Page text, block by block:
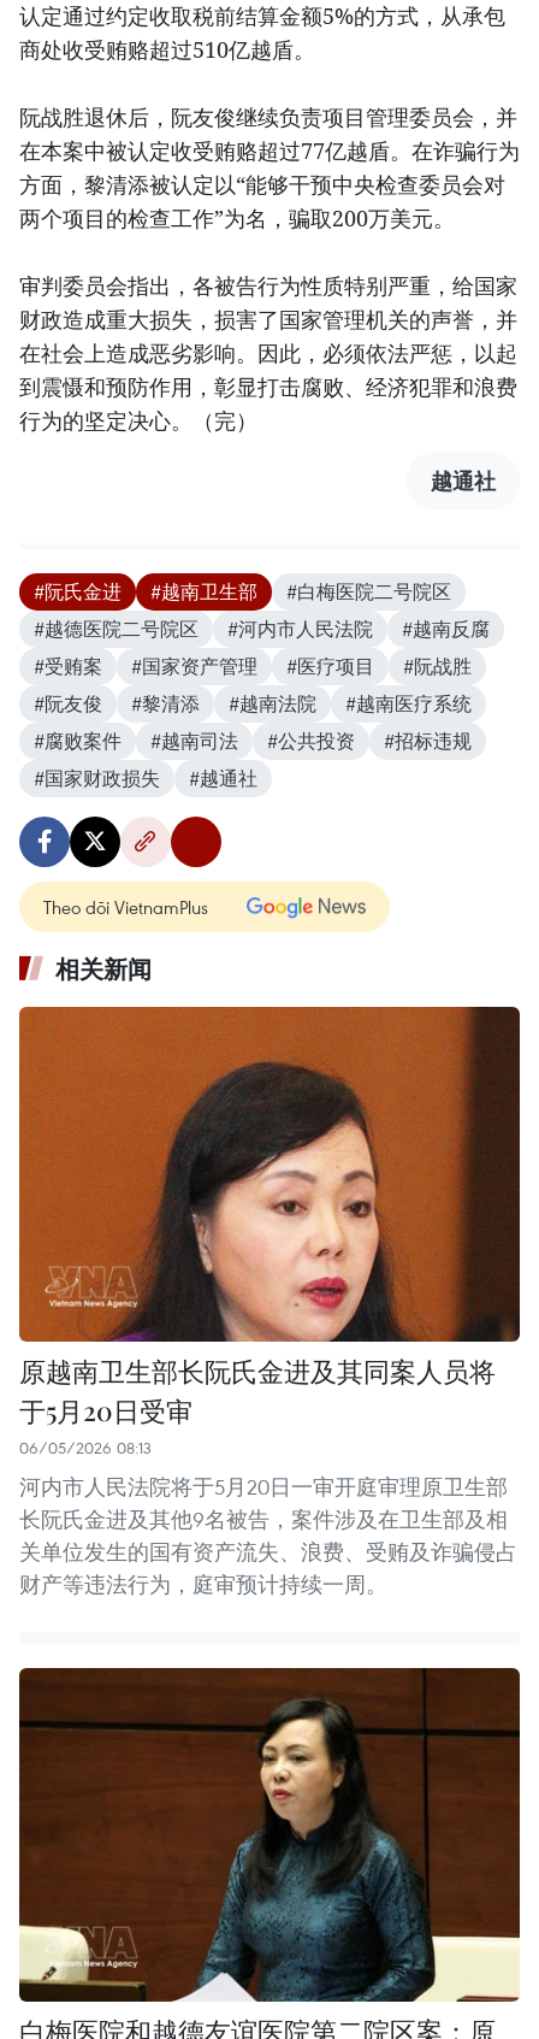
认定通过约定收取税前结算金额5%的方式，从承包
商处收受贿赂超过510亿越盾。
阮战胜退休后，阮友俊继续负责项目管理委员会，并
在本案中被认定收受贿赂超过77亿越盾。在诈骗行为
方面，黎清添被认定以“能够干预中央检查委员会对
两个项目的检查工作”为名，骗取200万美元。
审判委员会指出，各被告行为性质特别严重，给国家
财政造成重大损失，损害了国家管理机关的声誉，并
在社会上造成恶劣影响。因此，必须依法严惩，以起
到震慑和预防作用，彰显打击腐败、经济犯罪和浪费
行为的坚定决心。（完）
越通社
#阮氏金进 #越南卫生部
#白梅医院二号院区
#越德医院二号院区
#河内市人民法院
#越南反腐
#受贿案
#国家资产管理 #医疗项目
#阮战胜
#阮友俊
#黎清添 #越南法院
#越南医疗系统
#腐败案件
#越南司法 #公共投资
#招标违规
#国家财政损失
#越通社
Theo dõi VietnamPlus
相关新闻
原越南卫生部长阮氏金进及其同案人员将
于5月20日受审
06/05/2026 08:13
河内市人民法院将于5月20日一审开庭审理原卫生部
长阮氏金进及其他9名被告，案件涉及在卫生部及相
关单位发生的国有资产流失、浪费、受贿及诈骗侵占
财产等违法行为，庭审预计持续一周。
白梅医院和越德友谊医院第二院区案：原